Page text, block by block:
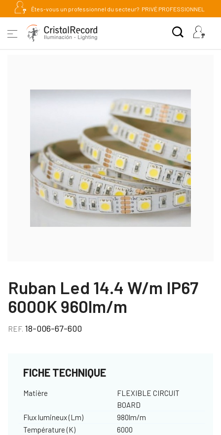
Êtes-vous un professionnel du secteur? PRIVÉ PROFESSIONNEL
Ruban Led 14.4 W/m IP67
6000K 960lm/m
REF. 18-006-67-600
FICHE TECHNIQUE
Matière
FLEXIBLE CIRCUIT
BOARD
Flux lumineux (Lm)
980lm/m
Température (K)
6000